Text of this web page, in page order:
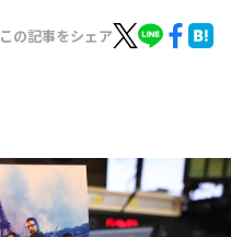
この記事をシェア